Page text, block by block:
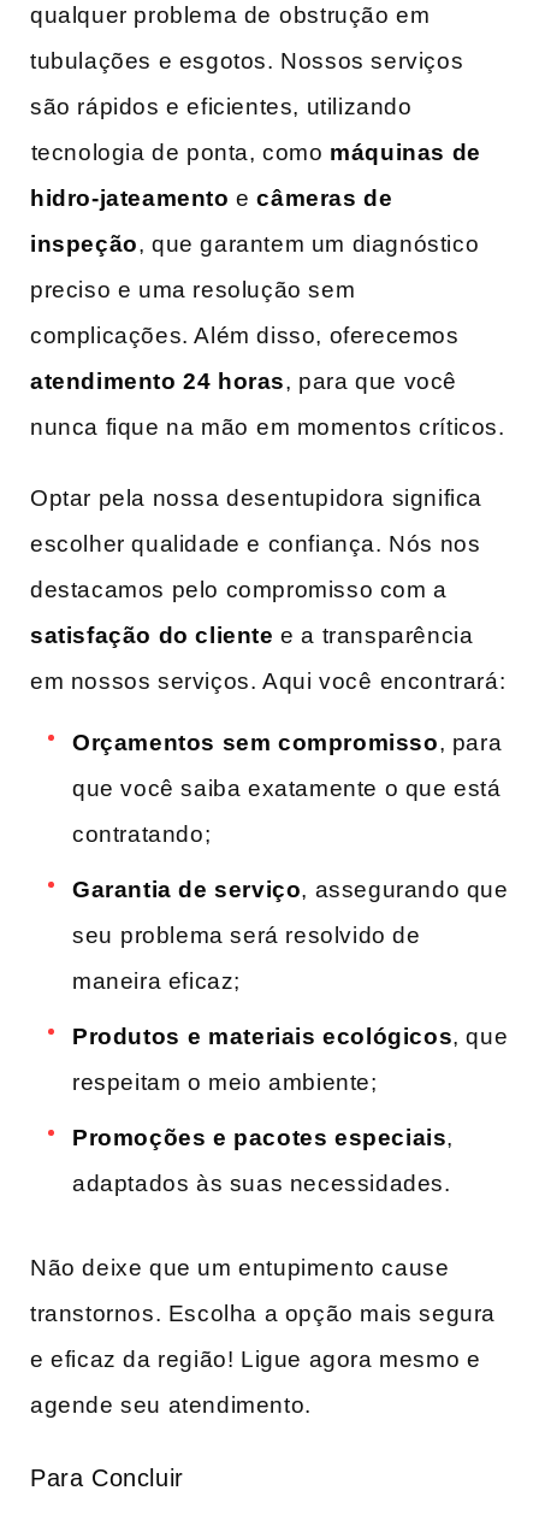
qualquer problema de⁤ obstrução em
tubulações e esgotos. Nossos serviços
são rápidos e eficientes, utilizando
⁣tecnologia de ponta, como máquinas de
hidro-jateamento ecâmeras de
inspeção, que garantem um diagnóstico
preciso e uma resolução sem
complicações. Além disso,​ oferecemos
atendimento 24 horas, para que você ​
nunca fique na mão⁤ em ‍momentos críticos.
Optar pela nossa​ desentupidora significa
escolher qualidade e confiança. Nós nos
destacamos pelo compromisso‌ com a
satisfação do cliente e a transparência
em‍ nossos serviços. Aqui você ⁣encontrará:
Orçamentos ‍sem compromisso, para
‌que você saiba exatamente o que está
contratando;
Garantia ​de serviço, ‌assegurando que
seu⁣ problema‍ será resolvido de
maneira eficaz;
Produtos⁤ e materiais ecológicos, que
respeitam o meio ambiente;
Promoções e pacotes especiais,
adaptados às suas necessidades.
Não deixe que‌ um entupimento cause
transtornos. Escolha a ​opção mais segura
e eficaz da‌ região! Ligue agora mesmo e
agende seu atendimento.
Para Concluir